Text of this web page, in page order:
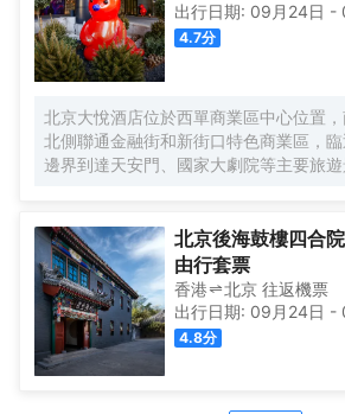
出行日期: 09月24日 -
4.7分
北京大悅酒店位於西單商業區中心位置，
北側聯通金融街和新街口特色商業區，
邊界到達天安門、國家大劇院等主要旅
酒店在中糧品牌家族的盛譽之下孕育而
屬一個城市綜合體，周邊生活配套齊全，
決，出行快捷方便，酒店內免費高速網絡
酒店可盡情暢享歡樂時光！
Le Joy大悅酒店擁有三百餘間唯美客房
氣的裝修風格，讓客人在商旅之餘，享受
境；同時還有19種主題定製房型可供挑
北京後海鼓樓四合
由行套票
香港 北京 往返機票
出行日期: 09月24日 -
4.8分